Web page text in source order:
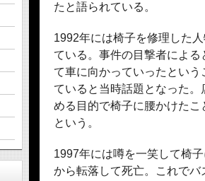
たと語られている。
1992年には椅子を修理した
ている。事件の目撃者によ
て車に向かっていったとい
ていると当時話題となった
める目的で椅子に腰かけた
という。
1997年には噂を一笑して椅
から転落して死亡。これで